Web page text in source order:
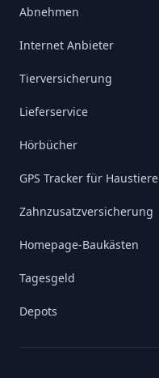
Abnehmen
Internet Anbieter
Tierversicherung
Lieferservice
Hörbücher
GPS Tracker für Haustiere
Zahnzusatzversicherung
Homepage-Baukästen
Tagesgeld
Depots